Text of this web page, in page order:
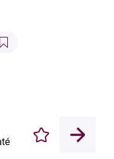
Enregistrer